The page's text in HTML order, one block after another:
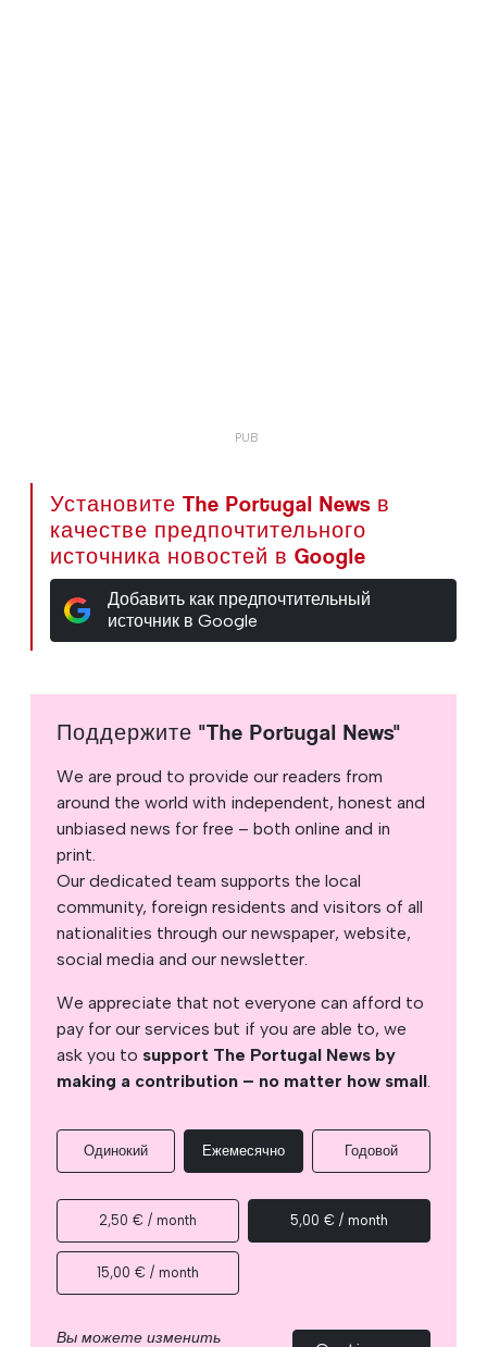
Установите The Portugal News в
качестве предпочтительного
источника новостей в Google
Добавить как предпочтительный
источник в Google
Поддержите "The Portugal News"
We are proud to provide our readers from
around the world with independent, honest and
unbiased news for free – both online and in
print.
Our dedicated team supports the local
community, foreign residents and visitors of all
nationalities through our newspaper, website,
social media and our newsletter.
We appreciate that not everyone can afford to
pay for our services but if you are able to, we
ask you to support The Portugal News by
making a contribution – no matter how small.
Одинокий Ежемесячно Годовой
2,50 € / month 5,00 € / month
15,00 € / month
Вы можете изменить